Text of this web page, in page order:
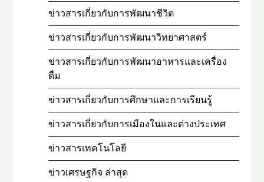
ข่าวสารเกี่ยวกับการพัฒนาชีวิต
ข่าวสารเกี่ยวกับการพัฒนาวิทยาศาสตร์
ข่าวสารเกี่ยวกับการพัฒนาอาหารและเครื่อง
ดื่ม
ข่าวสารเกี่ยวกับการศึกษาและการเรียนรู้
ข่าวสารเกี่ยวกับการเมืองในและต่างประเทศ
ข่าวสารเทคโนโลยี
ข่าวเศรษฐกิจ ล่าสุด